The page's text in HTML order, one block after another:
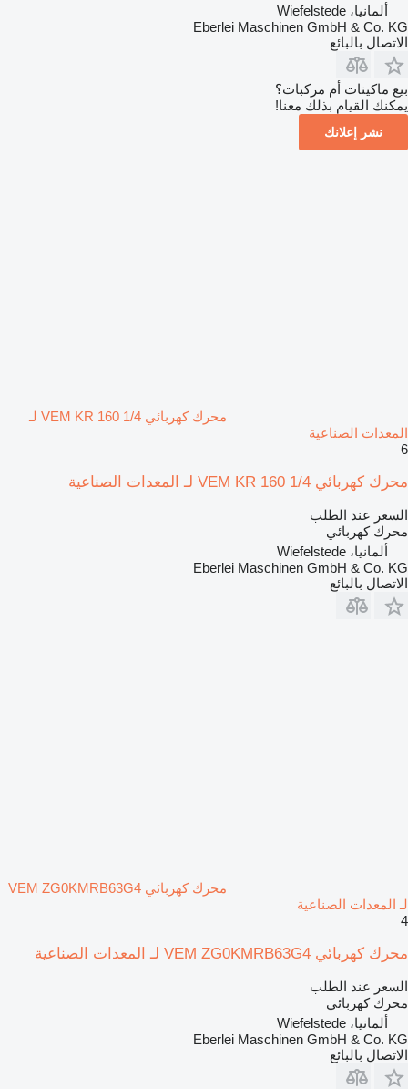
ألمانيا، Wiefelstede
Eberlei Maschinen GmbH & Co. KG
الاتصال بالبائع
بيع ماكينات أم مركبات؟
يمكنك القيام بذلك معنا!
نشر إعلانك
محرك كهربائي VEM KR 160 1/4 لـ
المعدات الصناعية
6
محرك كهربائي VEM KR 160 1/4 لـ المعدات الصناعية
السعر عند الطلب
محرك كهربائي
ألمانيا، Wiefelstede
Eberlei Maschinen GmbH & Co. KG
الاتصال بالبائع
محرك كهربائي VEM ZG0KMRB63G4
لـ المعدات الصناعية
4
محرك كهربائي VEM ZG0KMRB63G4 لـ المعدات الصناعية
السعر عند الطلب
محرك كهربائي
ألمانيا، Wiefelstede
Eberlei Maschinen GmbH & Co. KG
الاتصال بالبائع